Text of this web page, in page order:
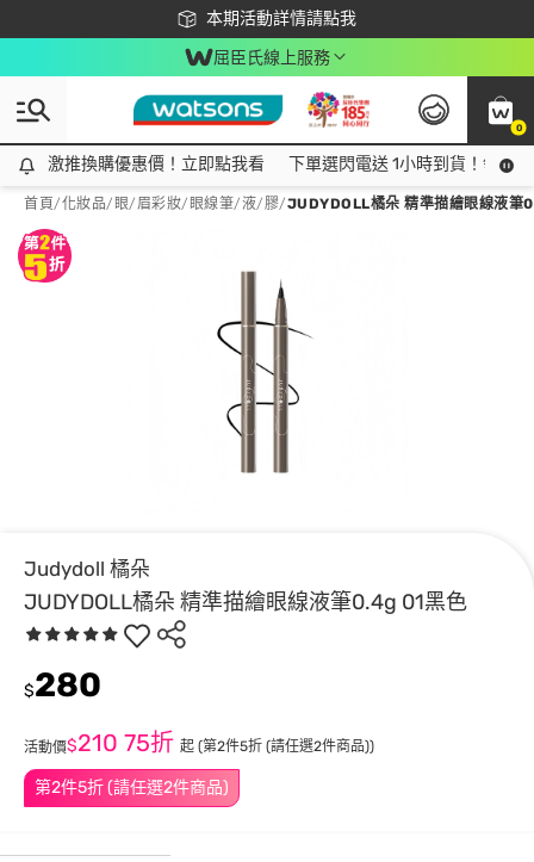
本期活動詳情請點我
下載app最高回饋$350
屈臣氏線上服務
0
激推換購優惠價！立即點我看
激推換購優惠價！立即點我看 下單選閃電送 1小時到貨！領神
首頁/化妝品/ 眼/眉彩妝/ 眼線筆/液/膠/JUDYDOLL橘朵 精準描繪眼線液筆
Judydoll 橘朵
JUDYDOLL橘朵 精準描繪眼線液筆0.4g 01黑色
第2件5折 (請任選2件商品)
$280
活動價$210 75折 起 (第2件5折 (請任選2件商品))